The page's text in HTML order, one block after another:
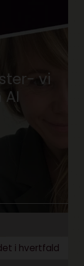
vi
i hvertfald